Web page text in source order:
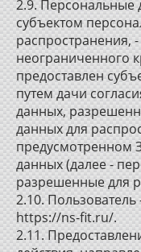
2.9.
субъектом
распространения,
неограниченного
предоставлен
путем дачи
данных,
данных для
предусмотренном
данных (далее -
разрешенные для
2.10.
https://ns-fit.ru/.
2.11.